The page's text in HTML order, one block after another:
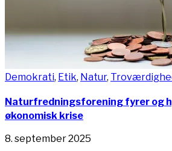
Demokrati, Etik, Natur,
Naturfredningsforening fyrer og
økonomisk krise
8. september 2025